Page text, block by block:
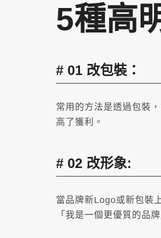
5種高
01 改包裝：
常用的方法是透過包裝
高了獲利。
02 改形象:
當品牌新Logo或新包裝
「我是一個更優質的品